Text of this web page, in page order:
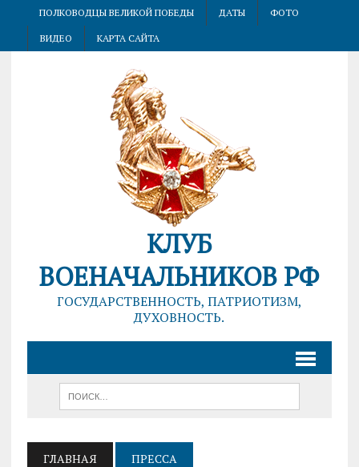
ПОЛКОВОДЦЫ ВЕЛИКОЙ ПОБЕДЫ ДАТЫ ФОТО
ВИДЕО КАРТА САЙТА
КЛУБ
ВОЕНАЧАЛЬНИКОВ РФ
ГОСУДАРСТВЕННОСТЬ, ПАТРИОТИЗМ,
ДУХОВНОСТЬ.
ГЛАВНАЯ ПРЕССА